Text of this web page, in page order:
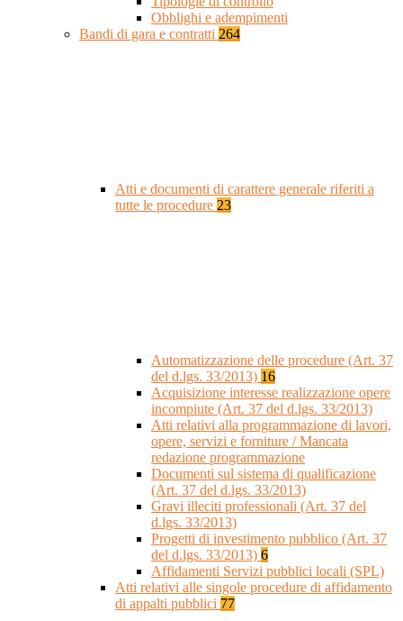
Obblighi e adempimenti
Bandi di gara e contratti 264
Atti e documenti di carattere generale riferiti a
tutte le procedure 23
Automatizzazione delle procedure (Art. 37
del d.lgs. 33/2013) 16
Acquisizione interesse realizzazione opere
incompiute (Art. 37 del d.lgs. 33/2013)
Atti relativi alla programmazione di lavori,
opere, servizi e forniture / Mancata
redazione programmazione
Documenti sul sistema di qualificazione
(Art. 37 del d.lgs. 33/2013)
Gravi illeciti professionali (Art. 37 del
d.lgs. 33/2013)
Progetti di investimento pubblico (Art. 37
del d.lgs. 33/2013) 6
Affidamenti Servizi pubblici locali (SPL)
Atti relativi alle singole procedure di affidamento
di appalti pubblici 77